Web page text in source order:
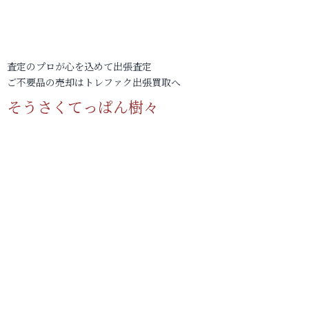
査定のプロが心を込めて出張査定
ご不要品の売却はトレファク出張買取へ
そうさくてっぱん樹々